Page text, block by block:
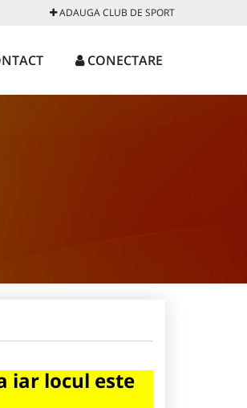
ADAUGA CLUB DE SPORT
CONECTARE
iar locul este